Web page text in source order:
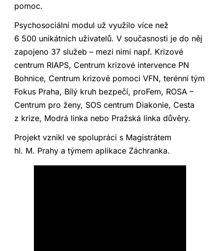
pomoc.
Psychosociální modul už využilo více než
6 500 unikátních uživatelů. V současnosti je do něj
zapojeno 37 služeb – mezi nimi např. Krizové
centrum RIAPS, Centrum krizové intervence PN
Bohnice, Centrum krizové pomoci VFN, terénní tým
Fokus Praha, Bílý kruh bezpečí, proFem, ROSA –
Centrum pro ženy, SOS centrum Diakonie, Cesta
z krize, Modrá linka nebo Pražská linka důvěry.
Projekt vznikl ve spolupráci s Magistrátem
hl. M. Prahy a týmem aplikace Záchranka.